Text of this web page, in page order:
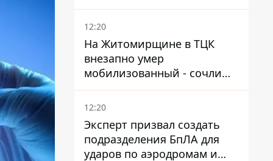
12:20
На Житомирщине в ТЦК
внезапно умер
мобилизованный - сочли
годным и сразу
остановилось сердце
12:20
Эксперт призвал создать
подразделения БпЛА для
ударов по аэродромам и